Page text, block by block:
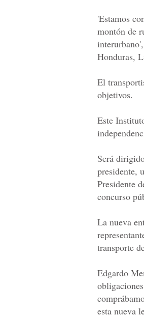
'Estamos
montón de
Honduras,
El
objetivos.
Este
Será
presidente,
Presidente
concurso
La nueva
transporte
Edgardo
esta nueva